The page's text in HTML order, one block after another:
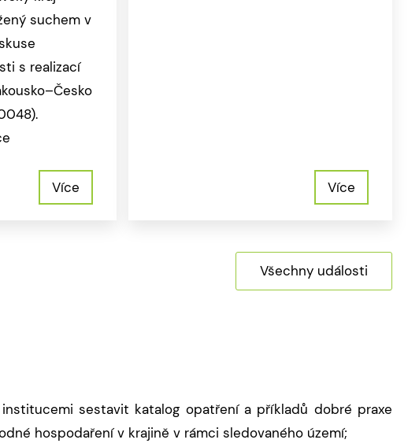
suchem v
s realizací
Více Více
Všechny události
sestavit katalog opatření a příkladů dobré praxe
hospodaření v krajině v rámci sledovaného území;